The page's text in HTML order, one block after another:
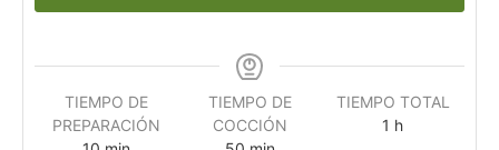
TIEMPO DE
PREPARACIÓN
TIEMPO DE
COCCIÓN
TIEMPO TOTAL
1 h